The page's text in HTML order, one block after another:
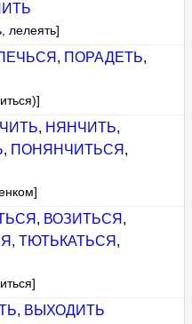
лелеять]
, ПОРАДЕТЬ,
, НЯНЧИТЬ,
, ПОНЯНЧИТЬСЯ ,
, ВОЗИТЬСЯ ,
,ТЮТЬКАТЬСЯ ,
, ВЫХОДИТЬ